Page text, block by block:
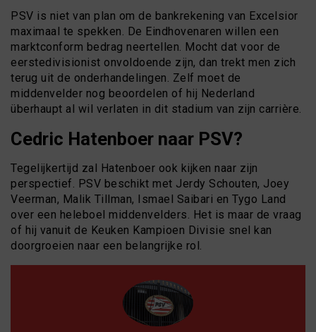
PSV is niet van plan om de bankrekening van Excelsior
maximaal te spekken. De Eindhovenaren willen een
marktconform bedrag neertellen. Mocht dat voor de
eerstedivisionist onvoldoende zijn, dan trekt men zich
terug uit de onderhandelingen. Zelf moet de
middenvelder nog beoordelen of hij Nederland
überhaupt al wil verlaten in dit stadium van zijn carrière.
Cedric Hatenboer naar PSV?
Tegelijkertijd zal Hatenboer ook kijken naar zijn
perspectief. PSV beschikt met Jerdy Schouten, Joey
Veerman, Malik Tillman, Ismael Saibari en Tygo Land
over een heleboel middenvelders. Het is maar de vraag
of hij vanuit de Keuken Kampioen Divisie snel kan
doorgroeien naar een belangrijke rol.